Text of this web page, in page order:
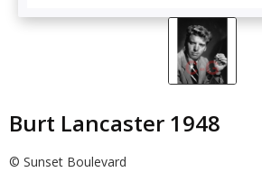
Burt Lancaster 1948
© Sunset Boulevard